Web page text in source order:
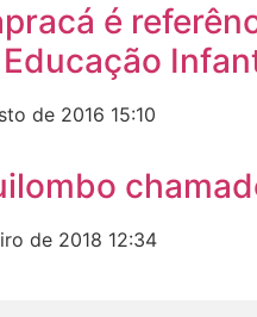
é
de 2016 15:10
de 2018 12:34